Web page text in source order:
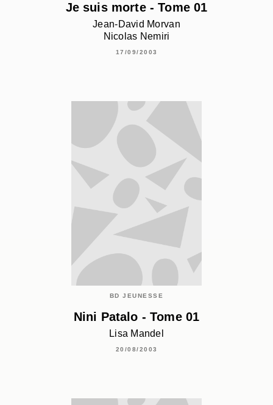
Je suis morte - Tome 01
Jean-David Morvan
Nicolas Nemiri
17/09/2003
BD JEUNESSE
Nini Patalo - Tome 01
Lisa Mandel
20/08/2003